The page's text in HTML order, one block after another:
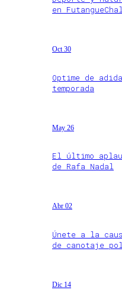
en
Oct 30
Optime de
temporada
May 26
El último
de Rafa Nadal
Abr 02
Únete a la
de canotaje
Dic 14